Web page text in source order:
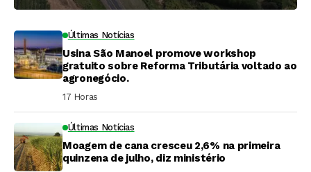
Últimas Notícias
Usina São Manoel promove workshop
gratuito sobre Reforma Tributária voltado ao
agronegócio.
17 Horas ⁮
Últimas Notícias
Moagem de cana cresceu 2,6% na primeira
quinzena de julho, diz ministério